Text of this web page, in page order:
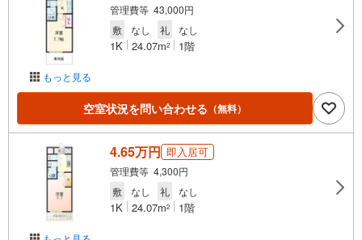
もっと見る
管理費等 43,000円
敷
なし 礼 なし
1K 24.07m2 1階
空室状況を問い合わせる （無料）
4.65万円 即入居可
管理費等 4,300円
敷
なし 礼 なし
1K 24.07m2 1階